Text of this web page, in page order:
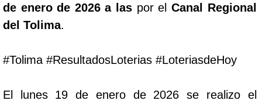
Antioqueñita Día
de enero de 2026 a las por el Canal Regional
del Tolima.
#Tolima #ResultadosLoterias #LoteriasdeHoy
El lunes 19 de enero de 2026 se realizo el